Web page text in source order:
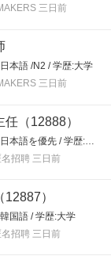
三日前
本語 /N2 / 学歴:大学
三日前
（12888）
恵州-惠城区 / 日本語を優先 / 学歴:大学
招聘 三日前
）
国語 / 学歴:大学
招聘 三日前